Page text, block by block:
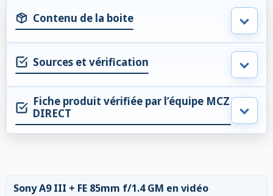
Contenu de la boite
Sources et vérification
Fiche produit vérifiée par l’équipe MCZ
DIRECT
Sony A9 III + FE 85mm f/1.4 GM en vidéo